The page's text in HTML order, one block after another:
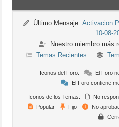
Último Mensaje: Activacion
10-08-
Nuestro miembro más
Temas Recientes
Iconos del Foro:
El Foro
El Foro contiene
Iconos de los Temas: No
Popular
Fijo No